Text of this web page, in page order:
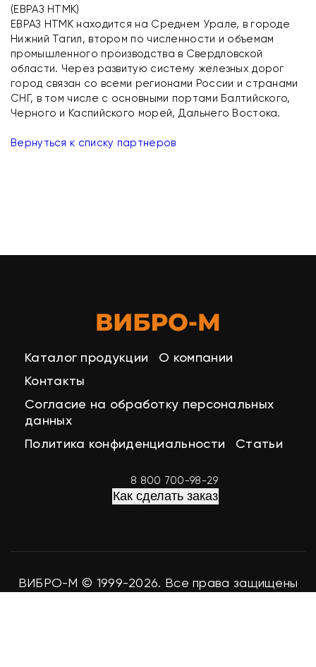
(ЕВРАЗ НТМК)
ЕВРАЗ НТМК находится на Среднем Урале, в городе
Нижний Тагил, втором по численности и объемам
промышленного производства в Свердловской
области. Через развитую систему железных дорог
город связан со всеми регионами России и странами
СНГ, в том числе с основными портами Балтийского,
Черного и Каспийского морей, Дальнего Востока.
Вернуться к списку партнеров
Каталог продукции
О компании
Контакты
Согласие на обработку персональных
данных
Политика конфиденциальности
Статьи
8 800 700-98-29
Как сделать заказ
ВИБРО-М © 1999-2026. Все права защищены